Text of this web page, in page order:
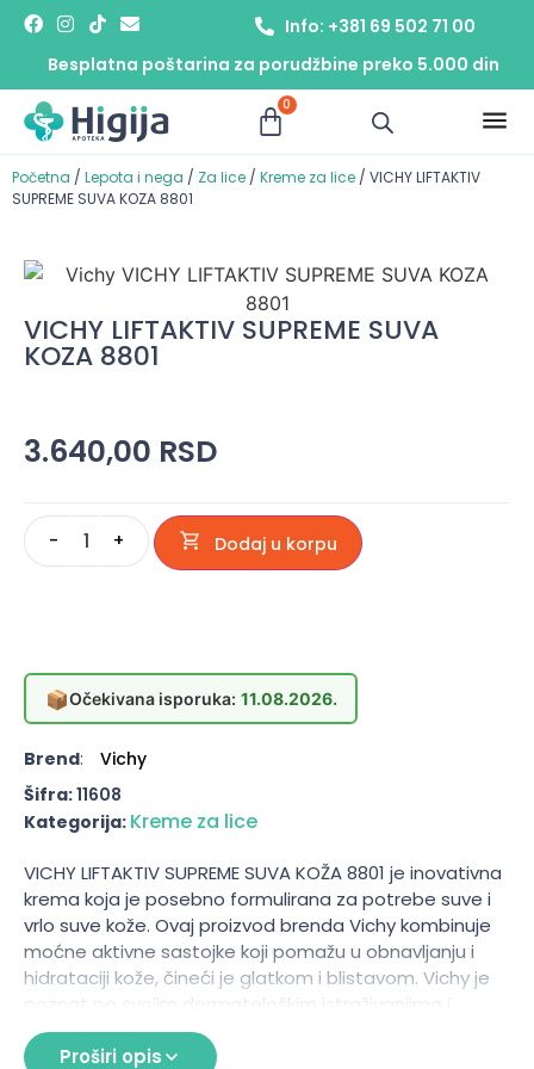
Besplatna poštarina za porudžbine preko 5.000 din
Info: +381 69 502 71 00
0
Početna / Lepota i nega / Za lice / Kreme za lice / VICHY LIFTAKTIV
SUPREME SUVA KOZA 8801
VICHY LIFTAKTIV SUPREME SUVA
KOZA 8801
3.640,00 RSD
- + Dodaj u korpu
📦Očekivana isporuka: 11.08.2026.
Brend:
Vichy
Šifra:11608
Kategorija: Kreme za lice
VICHY LIFTAKTIV SUPREME SUVA KOŽA 8801 je inovativna
krema koja je posebno formulirana za potrebe suve i
vrlo suve kože. Ovaj proizvod brenda Vichy kombinuje
moćne aktivne sastojke koji pomažu u obnavljanju i
hidrataciji kože, čineći je glatkom i blistavom. Vichy je
poznat po svojim dermatološkim istraživanjima i
korišćenju termalne vode, što dodatno doprinosi
efikasnosti ovog proizvoda. Krema je pogodna za
Proširi opis